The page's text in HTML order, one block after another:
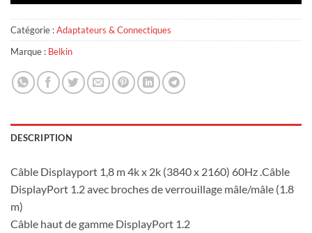
Catégorie :Adaptateurs & Connectiques
Marque : Belkin
DESCRIPTION
Câble Displayport 1,8 m 4k x 2k (3840 x 2160) 60Hz .Câble
DisplayPort 1.2 avec broches de verrouillage mâle/mâle (1.8
m)
Câble haut de gamme DisplayPort 1.2